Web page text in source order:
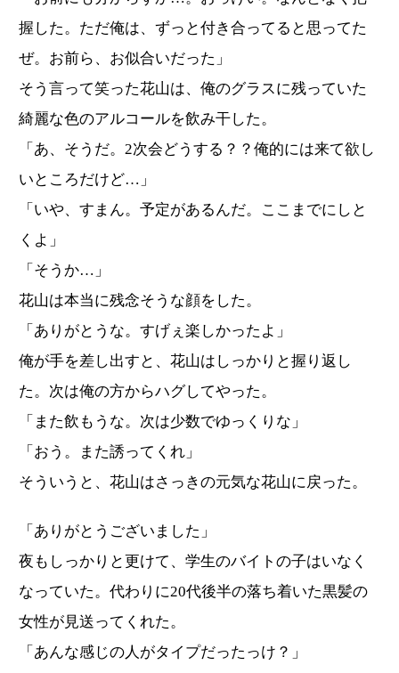
握した。ただ俺は、ずっと付き合ってると思ってた
ぜ。お前ら、お似合いだった」
そう言って笑った花山は、俺のグラスに残っていた
綺麗な色のアルコールを飲み干した。
「あ、そうだ。2次会どうする？？俺的には来て欲し
いところだけど…」
「いや、すまん。予定があるんだ。ここまでにしと
くよ」
「そうか…」
花山は本当に残念そうな顔をした。
「ありがとうな。すげぇ楽しかったよ」
俺が手を差し出すと、花山はしっかりと握り返し
た。次は俺の方からハグしてやった。
「また飲もうな。次は少数でゆっくりな」
「おう。また誘ってくれ」
そういうと、花山はさっきの元気な花山に戻った。
「ありがとうございました」
夜もしっかりと更けて、学生のバイトの子はいなく
なっていた。代わりに20代後半の落ち着いた黒髪の
女性が見送ってくれた。
「あんな感じの人がタイプだったっけ？」